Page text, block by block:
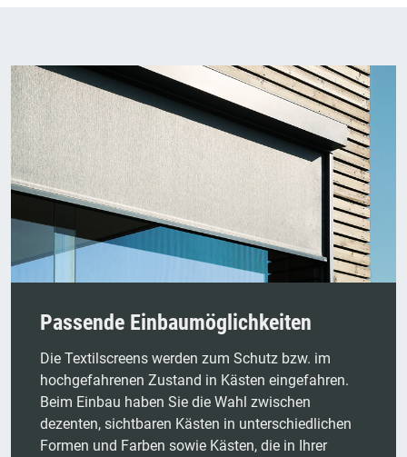
Passende Einbaumöglichkeiten
Die Textilscreens werden zum Schutz bzw. im
hochgefahrenen Zustand in Kästen eingefahren.
Beim Einbau haben Sie die Wahl zwischen
dezenten, sichtbaren Kästen in unterschiedlichen
Formen und Farben sowie Kästen, die in Ihrer